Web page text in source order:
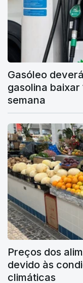
Gasóleo
gasolina baixar
semana
Preços dos
devido às
climáticas